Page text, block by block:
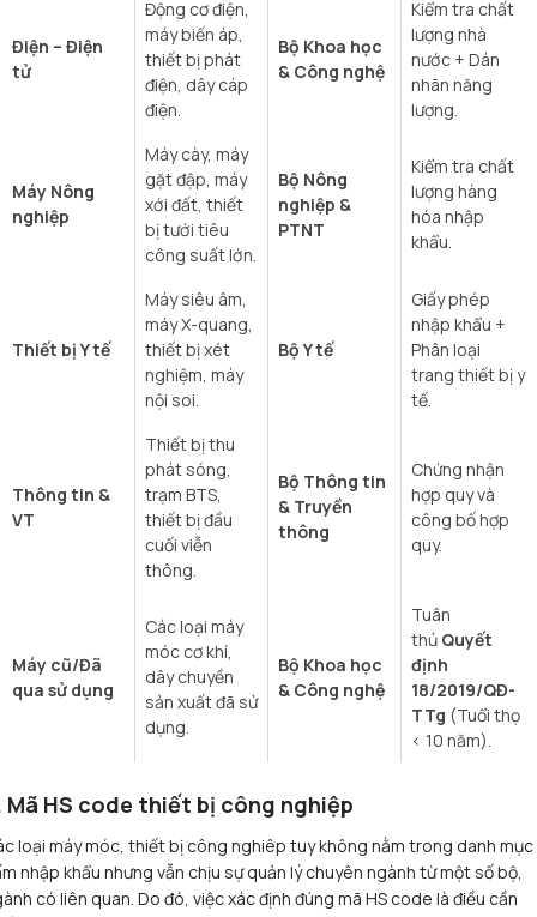
Điện – Điện
tử
Động cơ điện,
máy biến áp,
thiết bị phát
điện, dây cáp
điện.
Bộ Khoa học
& Công nghệ
Kiểm tra chất
lượng nhà
nước + Dán
nhãn năng
lượng.
Máy Nông
nghiệp
Máy cày, máy
gặt đập, máy
xới đất, thiết
bị tưới tiêu
công suất lớn.
Bộ Nông
nghiệp &
PTNT
Kiểm tra chất
lượng hàng
hóa nhập
khẩu.
Thiết bị Y tế
Máy siêu âm,
máy X-quang,
thiết bị xét
nghiệm, máy
nội soi.
Bộ Y tế
Giấy phép
nhập khẩu +
Phân loại
trang thiết bị y
tế.
Thông tin &
VT
Thiết bị thu
phát sóng,
trạm BTS,
thiết bị đầu
cuối viễn
thông.
Bộ Thông tin
& Truyền
thông
Chứng nhận
hợp quy và
công bố hợp
quy.
Máy cũ/Đã
qua sử dụng
Các loại máy
móc cơ khí,
dây chuyền
sản xuất đã sử
dụng.
Bộ Khoa học
& Công nghệ
Tuân
thủ Quyết
định
18/2019/QĐ-
TTg (Tuổi thọ
< 10 năm).
Mã HS code thiết bị công nghiệp
loại máy móc, thiết bị công nghiêp tuy không nằm trong danh mục
nhập khẩu nhưng vẫn chịu sự quản lý chuyên ngành từ một số bộ,
có liên quan. Do đó, việc xác định đúng mã HS code là điều cần